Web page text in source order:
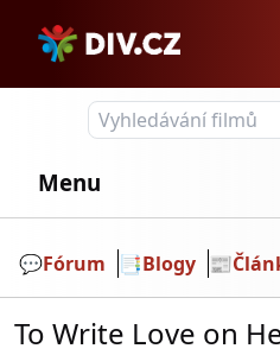
Menu
💬️Fórum 📑Blogy 📰
To Write Love on